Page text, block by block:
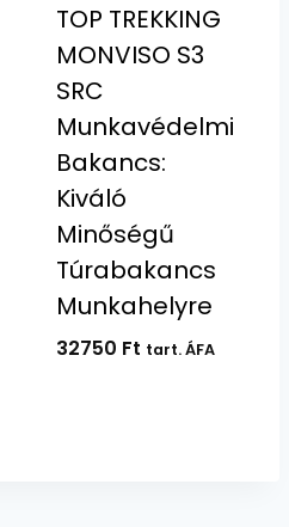
TOP TREKKING
MONVISO S3
SRC
Munkavédelmi
Bakancs:
Kiváló
Minőségű
Túrabakancs
Munkahelyre
32750 Ft tart. ÁFA